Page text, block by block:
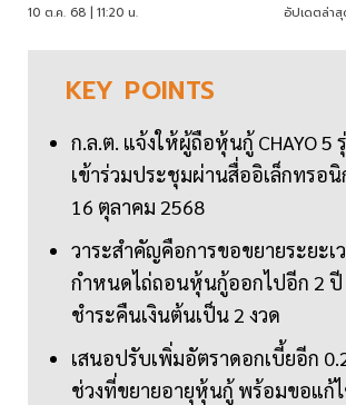
10 ต.ค. 68 | 11:20 น. อัปเดตล่า
KEY POINTS
ก.ล.ต. แจ้งให้ผู้ถือหุ้นกู้ CHAYO 5
เข้าร่วมประชุมผ่านสื่ออิเล็กทรอ
16 ตุลาคม 2568
วาระสำคัญคือการขอขยายระยะเ
กำหนดไถ่ถอนหุ้นกู้ออกไปอีก 2 ปี
ชำระคืนเงินต้นเป็น 2 งวด
เสนอปรับเพิ่มอัตราดอกเบี้ยอีก
ช่วงที่ขยายอายุหุ้นกู้ พร้อมขอแก้